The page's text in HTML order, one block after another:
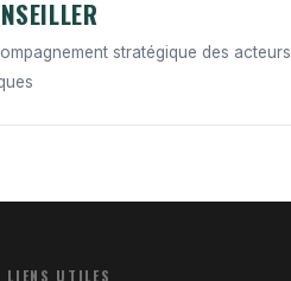
stratégique des acteurs
LIENS UTILES